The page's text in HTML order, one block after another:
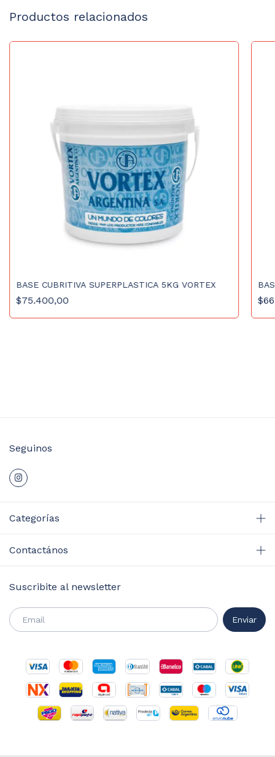
Productos relacionados
BASE CUBRITIVA SUPERPLASTICA 5KG VORTEX
$75.400,00
Seguinos
Categorías
Contactános
Suscribite al newsletter